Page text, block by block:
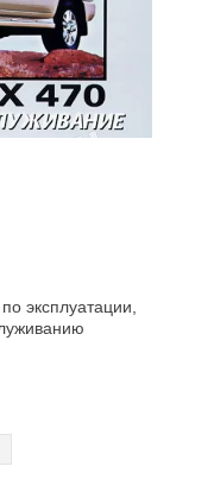
эксплуатации,